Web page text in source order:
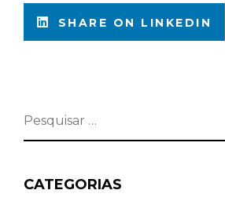
SHARE ON LINKEDIN
CATEGORIAS